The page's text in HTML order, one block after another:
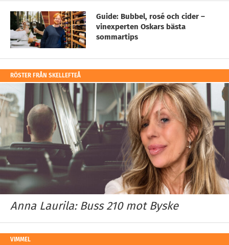
Guide: Bubbel, rosé och cider –
vinexperten Oskars bästa
sommartips
RÖSTER FRÅN SKELLEFTEÅ
Anna Laurila: Buss 210 mot Byske
VIMMEL